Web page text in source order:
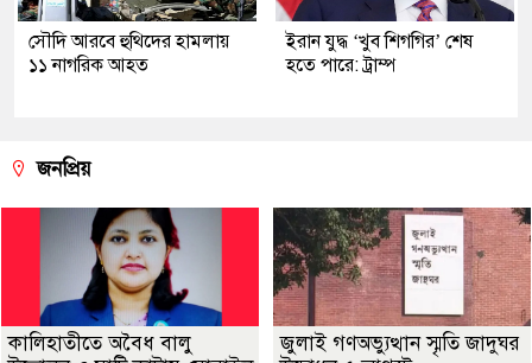
সৌদি আরবে হুথিদের হামলায়
১১ নাগরিক আহত
ইরান যুদ্ধ ‘খুব শিগগির’ শেষ
হতে পারে: ট্রাম্প
জনপ্রিয়
কালিহাতীতে অবৈধ বালু
জুলাই গণঅভ্যুত্থান স্মৃতি জাদুঘর